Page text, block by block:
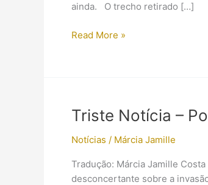
ainda. O trecho retirado […]
Estátua
Read More »
Triste Notícia –
Notícias / Márcia Jamille
Tradução: Márcia Jamille
desconcertante sobre a